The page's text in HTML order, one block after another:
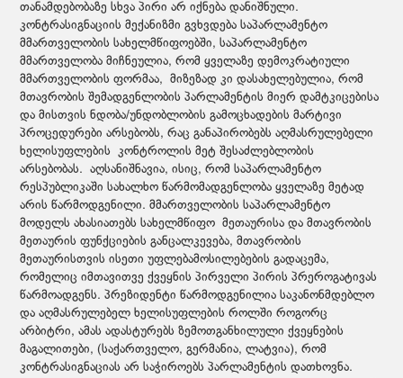
თანამდებობაზე სხვა პირი არ იქნება დანიშნული.
კონტრასიგნაციის მექანიზმი გვხვდება საპარლამენტო
მმართველობის სახელმწიფოებში, საპარლამენტო
მმართველობა მიჩნეულია, რომ ყველაზე დემოკრატიული
მმართველობის ფორმაა, მიზეზად კი დასახელებულია, რომ
მთავრობის შემადგენლობის პარლამენტის მიერ დამტკიცებისა
და მისთვის ნდობა/უნდობლობის გამოცხადების მარტივი
პროცედურები არსებობს, რაც განაპირობებს აღმასრულებელი
ხელისუფლების კონტროლის მეტ შესაძლებლობის
არსებობას. აღსანიშნავია, ისიც, რომ საპარლამენტო
რესპუბლიკაში სახალხო წარმომადგენლობა ყველაზე მეტად
არის წარმოდგენილი. მმართველობის საპარლამენტო
მოდელს ახასიათებს სახელმწიფო მეთაურისა და მთავრობის
მეთაურის ფუნქციების განცალკევება, მთავრობის
მეთაურისთვის ისეთი უფლებამოსილებების გადაცემა,
რომელიც იმთავითვე ქვეყნის პირველი პირის პრეროგატივას
წარმოადგენს. პრეზიდენტი წარმოდგენილია საკანონმდებლო
და აღმასრულებელ ხელისუფლების როლში როგორც
არბიტრი, ამას ადასტურებს ზემოთგანხილული ქვეყნების
მაგალითები, (საქართველო, გერმანია, ლატვია), რომ
კონტრასიგნაციას არ საჭიროებს პარლამენტის დათხოვნა.